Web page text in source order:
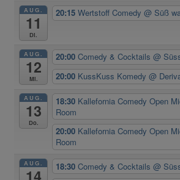
AUG.
11
Di.
20:15Wertstoff Comedy@ Süß
AUG.
12
Mi.
20:00Comedy & Cocktails@
20:00 KussKuss Komedy@
AUG.
13
Do.
18:30 Kallefornia Comedy Open
Room
20:00 Kallefornia Comedy Open
Room
AUG. 18:30Comedy & Cocktails@